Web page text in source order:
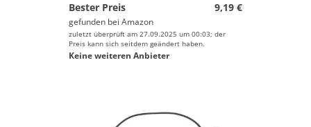
Bester Preis
9,19 €
gefunden bei Amazon
zuletzt überprüft am 27.09.2025 um 00:03; der
Preis kann sich seitdem geändert haben.
Keine weiteren Anbieter